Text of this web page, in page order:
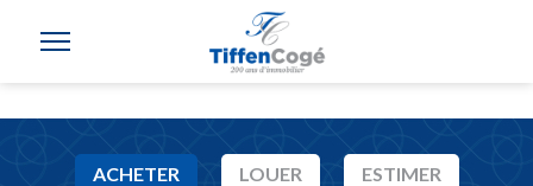
ACHETER LOUER ESTIMER